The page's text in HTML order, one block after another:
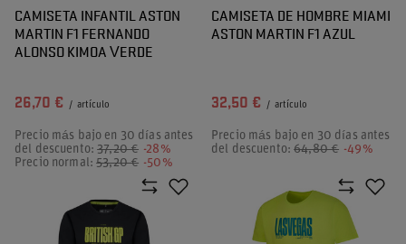
CAMISETA INFANTIL ASTON
MARTIN F1 FERNANDO
ALONSO KIMOA VERDE
26,70 € / artículo
Precio más bajo en 30 días antes
del descuento:37,20 € -28%
Precio normal:53,20 € -50%
CAMISETA DE HOMBRE MIAMI
ASTON MARTIN F1 AZUL
32,50 € / artículo
Precio más bajo en 30 días antes
del descuento:64,80 € -49%